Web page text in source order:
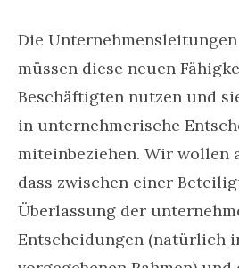
Die
müssen diese neuen
Beschäftigten nutzen und
in unternehmerische
miteinbeziehen. Wir wollen
dass zwischen einer
Überlassung der
Entscheidungen (natürlich